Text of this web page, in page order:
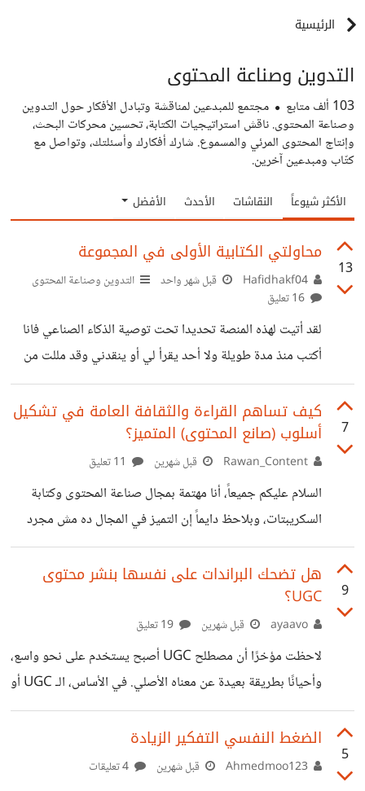
الرئيسية
التدوين وصناعة المحتوى
103 ألف متابع
مجتمع للمبدعين لمناقشة وتبادل الأفكار حول التدوين
وصناعة المحتوى. ناقش استراتيجيات الكتابة، تحسين محركات البحث،
وإنتاج المحتوى المرئي والمسموع. شارك أفكارك وأسئلتك، وتواصل مع
كتّاب ومبدعين آخرين.
الأكثر شيوعاً النقاشات الأحدث الأفضل
13
محاولتي الكتابية الأولى في المجموعة
قبل شهر واحد
التدوين وصناعة المحتوى
لقد أتيت لهذه المنصة تحديدا تحت توصية الذكاء الصناعي فانا
أكتب منذ مدة طويلة ولا أحد يقرأ لي أو ينقدني وقد مللت من
نقد الذكاء الاصطناعي لنصوصي الذي لا يخلو من مديح رغم
إلحاحي أن يكون صادقا معي ورغم أني بدأت مؤخرا أكذب عليه
وأقول إنها نصوص لا تعود لي أو أن معلمتي طلبت نقدا لهذا
النص. ثم إنني أحتاج النقد الانساني وليس نقد الآلة فأنا بالأخير
لا أكتب ل gemini أو chat gpt بل أكتب كلماتي للإنسان مثلي.
لهذا
7
كيف تساهم القراءة والثقافة العامة في تشكيل
أسلوب (صانع المحتوى) المتميز؟
قبل شهرين
السلام عليكم جميعاً، أنا مهتمة بمجال صناعة المحتوى وكتابة
السكريبتات، وبلاحظ دايماً إن التميز في المجال ده مش مجرد
معرفة بـ (التكنيك) أو القواعد، بل بيعتمد بشكل أساسي على
خلفية الكاتب الثقافية. ​حابة أفتح معاكم نقاش في مجتمعنا
المتميز: من وجهة نظركم، إيه نوعية القراءة أو الكتب (روايات،
تاريخ، علم نفس) اللي بتشوفوا إنها بتثري لغة صانع المحتوى
وتخليه يقدر يوصل فكرته للناس ببساطة وبدون ابتذال؟ ​وهل
بتفضلوا المحتوى اللي بيعتمد على لغة فصحى مبسطة أم عامية
9
هل تضحك البراندات على نفسها بنشر محتوى
UGC؟
قبل شهرين
لاحظت مؤخرًا أن مصطلح UGC أصبح يستخدم على نحو واسع،
وأحيانًا بطريقة بعيدة عن معناه الأصلي. في الأساس، الـ UGC أو
المحتوى الذي ينشئه المستخدم هو محتوى يصنعه العميل أو
المستخدم الحقيقي بناء على تجربته الفعلية مع المنتج أو
الخدمة. لكن ما أراه الآن أن كثيرًا من البراندات أصبحت تستعين
5
الضغط النفسي التفكير الزيادة
قبل شهرين